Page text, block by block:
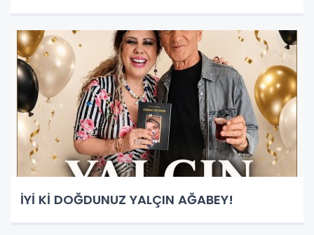
İYİ Kİ DOĞDUNUZ YALÇIN AĞABEY!